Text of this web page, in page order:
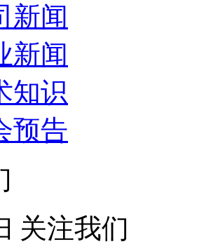
新闻
新闻
知识
预告
关注我们